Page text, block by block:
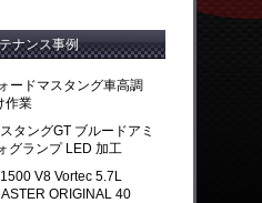
ナンス事例
ードマスタング車高調
作業
タングGT ブルードアミ
グランプ LED 加工
V8 Vortec 5.7L
ORIGINAL 40